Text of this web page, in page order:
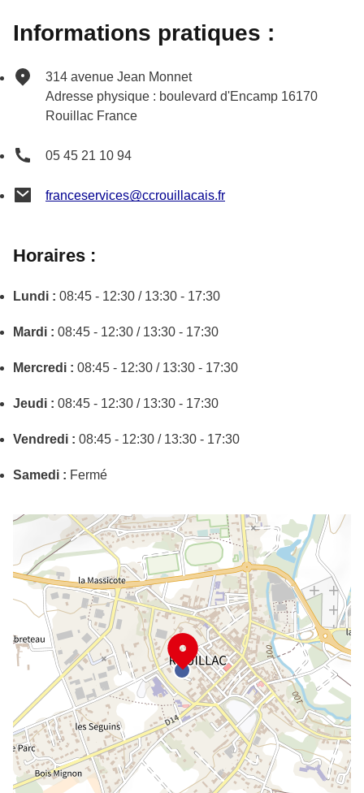
Informations pratiques :
314 avenue Jean Monnet
Adresse physique : boulevard d'Encamp 16170
Rouillac France
05 45 21 10 94
franceservices@ccrouillacais.fr
Horaires :
Lundi : 08:45 - 12:30 / 13:30 - 17:30
Mardi : 08:45 - 12:30 / 13:30 - 17:30
Mercredi : 08:45 - 12:30 / 13:30 - 17:30
Jeudi : 08:45 - 12:30 / 13:30 - 17:30
Vendredi : 08:45 - 12:30 / 13:30 - 17:30
Samedi : Fermé